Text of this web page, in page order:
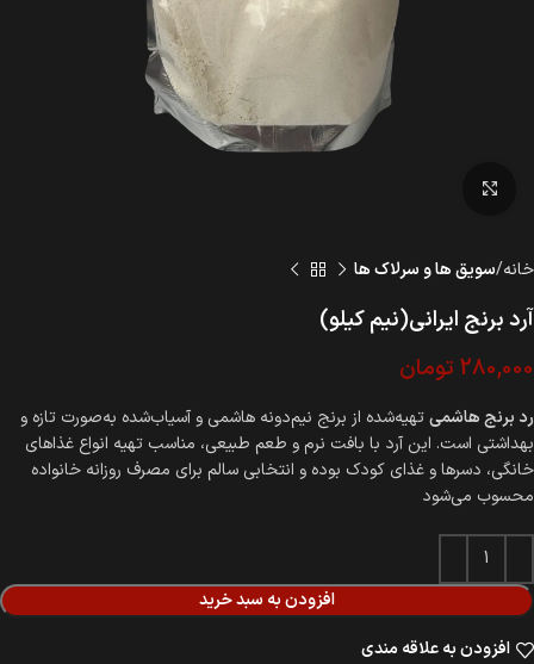
خانه سویق ها و سرلاک ها
آرد برنج ایرانی(نیم کیلو)
280,000 تومان
رد برنج هاشمیتهیه‌شده از برنج نیم‌دونه هاشمی و آسیاب‌شده به‌صورت تازه و
بهداشتی است. این آرد با بافت نرم و طعم طبیعی، مناسب تهیه انواع غذاهای
خانگی، دسرها و غذای کودک بوده و انتخابی سالم برای مصرف روزانه خانواده
محسوب می‌شود
افزودن به سبد خرید
افزودن به علاقه مندی